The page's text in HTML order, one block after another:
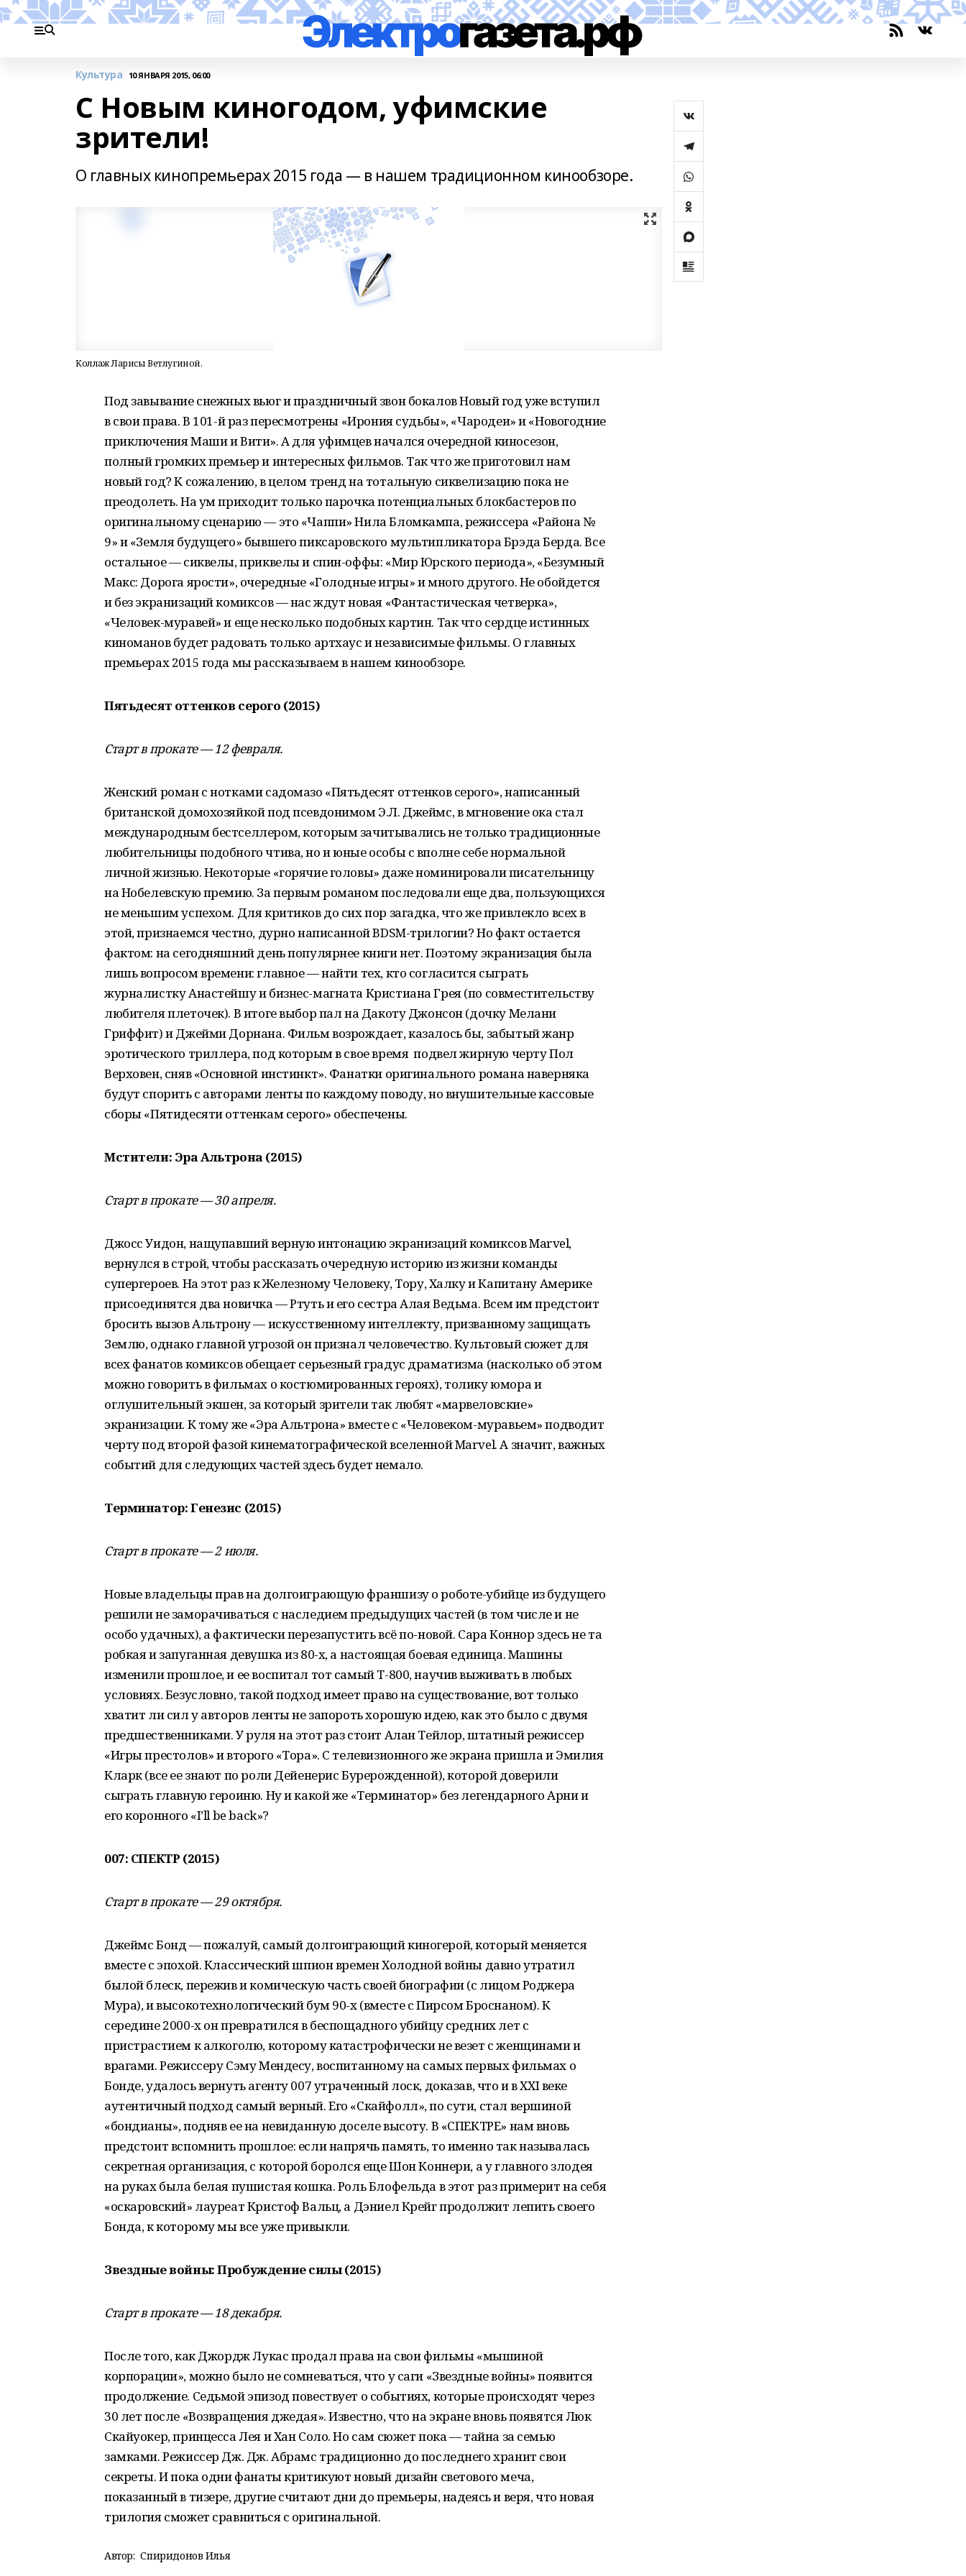
Культура 10 ЯНВАРЯ 2015, 06:00
С Новым киногодом, уфимские
зрители!
О главных кинопремьерах 2015 года — в нашем традиционном кинообзоре.
Коллаж Ларисы Ветлугиной.
Под завывание снежных вьюг и праздничный звон бокалов Новый год уже вступил
в свои права. В 101-й раз пересмотрены «Ирония судьбы», «Чародеи» и «Новогодние
приключения Маши и Вити». А для уфимцев начался очередной киносезон,
полный громких премьер и интересных фильмов. Так что же приготовил нам
новый год? К сожалению, в целом тренд на тотальную сиквелизацию пока не
преодолеть. На ум приходит только парочка потенциальных блокбастеров по
оригинальному сценарию — это «Чаппи» Нила Бломкампа, режиссера «Района №
9» и «Земля будущего» бывшего пиксаровского мультипликатора Брэда Берда. Все
остальное — сиквелы, приквелы и спин-оффы: «Мир Юрского периода», «Безумный
Макс: Дорога ярости», очередные «Голодные игры» и много другого. Не обойдется
и без экранизаций комиксов — нас ждут новая «Фантастическая четверка»,
«Человек-муравей» и еще несколько подобных картин. Так что сердце истинных
киноманов будет радовать только артхаус и независимые фильмы. О главных
премьерах 2015 года мы рассказываем в нашем кинообзоре.
Пятьдесят оттенков серого (2015)
Старт в прокате — 12 февраля.
Женский роман с нотками садомазо «Пятьдесят оттенков серого», написанный
британской домохозяйкой под псевдонимом Э.Л. Джеймс, в мгновение ока стал
международным бестселлером, которым зачитывались не только традиционные
любительницы подобного чтива, но и юные особы с вполне себе нормальной
личной жизнью. Некоторые «горячие головы» даже номинировали писательницу
на Нобелевскую премию. За первым романом последовали еще два, пользующихся
не меньшим успехом. Для критиков до сих пор загадка, что же привлекло всех в
этой, признаемся честно, дурно написанной BDSM-трилогии? Но факт остается
фактом: на сегодняшний день популярнее книги нет. Поэтому экранизация была
лишь вопросом времени: главное — найти тех, кто согласится сыграть
журналистку Анастейшу и бизнес-магната Кристиана Грея (по совместительству
любителя плеточек). В итоге выбор пал на Дакоту Джонсон (дочку Мелани
Гриффит) и Джейми Дорнана. Фильм возрождает, казалось бы, забытый жанр
эротического триллера, под которым в свое время подвел жирную черту Пол
Верховен, сняв «Основной инстинкт». Фанатки оригинального романа наверняка
будут спорить с авторами ленты по каждому поводу, но внушительные кассовые
сборы «Пятидесяти оттенкам серого» обеспечены.
Мстители: Эра Альтрона (2015)
Старт в прокате — 30 апреля.
Джосс Уидон, нащупавший верную интонацию экранизаций комиксов Marvel,
вернулся в строй, чтобы рассказать очередную историю из жизни команды
супергероев. На этот раз к Железному Человеку, Тору, Халку и Капитану Америке
присоединятся два новичка — Ртуть и его сестра Алая Ведьма. Всем им предстоит
бросить вызов Альтрону — искусственному интеллекту, призванному защищать
Землю, однако главной угрозой он признал человечество. Культовый сюжет для
всех фанатов комиксов обещает серьезный градус драматизма (насколько об этом
можно говорить в фильмах о костюмированных героях), толику юмора и
оглушительный экшен, за который зрители так любят «марвеловские»
экранизации. К тому же «Эра Альтрона» вместе с «Человеком-муравьем» подводит
черту под второй фазой кинематографической вселенной Marvel. А значит, важных
событий для следующих частей здесь будет немало.
Терминатор: Генезис (2015)
Старт в прокате — 2 июля.
Новые владельцы прав на долгоиграющую франшизу о роботе-убийце из будущего
решили не заморачиваться с наследием предыдущих частей (в том числе и не
особо удачных), а фактически перезапустить всё по-новой. Сара Коннор здесь не та
робкая и запуганная девушка из 80-х, а настоящая боевая единица. Машины
изменили прошлое, и ее воспитал тот самый T-800, научив выживать в любых
условиях. Безусловно, такой подход имеет право на существование, вот только
хватит ли сил у авторов ленты не запороть хорошую идею, как это было с двумя
предшественниками. У руля на этот раз стоит Алан Тейлор, штатный режиссер
«Игры престолов» и второго «Тора». С телевизионного же экрана пришла и Эмилия
Кларк (все ее знают по роли Дейенерис Бурерожденной), которой доверили
сыграть главную героиню. Ну и какой же «Терминатор» без легендарного Арни и
его коронного «I’ll be back»?
007: СПЕКТР (2015)
Старт в прокате — 29 октября.
Джеймс Бонд — пожалуй, самый долгоиграющий киногерой, который меняется
вместе с эпохой. Классический шпион времен Холодной войны давно утратил
былой блеск, пережив и комическую часть своей биографии (с лицом Роджера
Мура), и высокотехнологический бум 90-х (вместе с Пирсом Броснаном). К
середине 2000-х он превратился в беспощадного убийцу средних лет с
пристрастием к алкоголю, которому катастрофически не везет с женщинами и
врагами. Режиссеру Сэму Мендесу, воспитанному на самых первых фильмах о
Бонде, удалось вернуть агенту 007 утраченный лоск, доказав, что и в XXI веке
аутентичный подход самый верный. Его «Скайфолл», по сути, стал вершиной
«бондианы», подняв ее на невиданную доселе высоту. В «СПЕКТРЕ» нам вновь
предстоит вспомнить прошлое: если напрячь память, то именно так называлась
секретная организация, с которой боролся еще Шон Коннери, а у главного злодея
на руках была белая пушистая кошка. Роль Блофельда в этот раз примерит на себя
«оскаровский» лауреат Кристоф Вальц, а Дэниел Крейг продолжит лепить своего
Бонда, к которому мы все уже привыкли.
Звездные войны: Пробуждение силы (2015)
Старт в прокате — 18 декабря.
После того, как Джордж Лукас продал права на свои фильмы «мышиной
корпорации», можно было не сомневаться, что у саги «Звездные войны» появится
продолжение. Седьмой эпизод повествует о событиях, которые происходят через
30 лет после «Возвращения джедая». Известно, что на экране вновь появятся Люк
Скайуокер, принцесса Лея и Хан Соло. Но сам сюжет пока — тайна за семью
замками. Режиссер Дж. Дж. Абрамс традиционно до последнего хранит свои
секреты. И пока одни фанаты критикуют новый дизайн светового меча,
показанный в тизере, другие считают дни до премьеры, надеясь и веря, что новая
трилогия сможет сравниться с оригинальной.
Автор: Спиридонов Илья